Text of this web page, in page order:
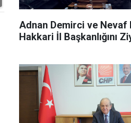
Adnan Demirci ve Nevaf
Hakkari İl Başkanlığını